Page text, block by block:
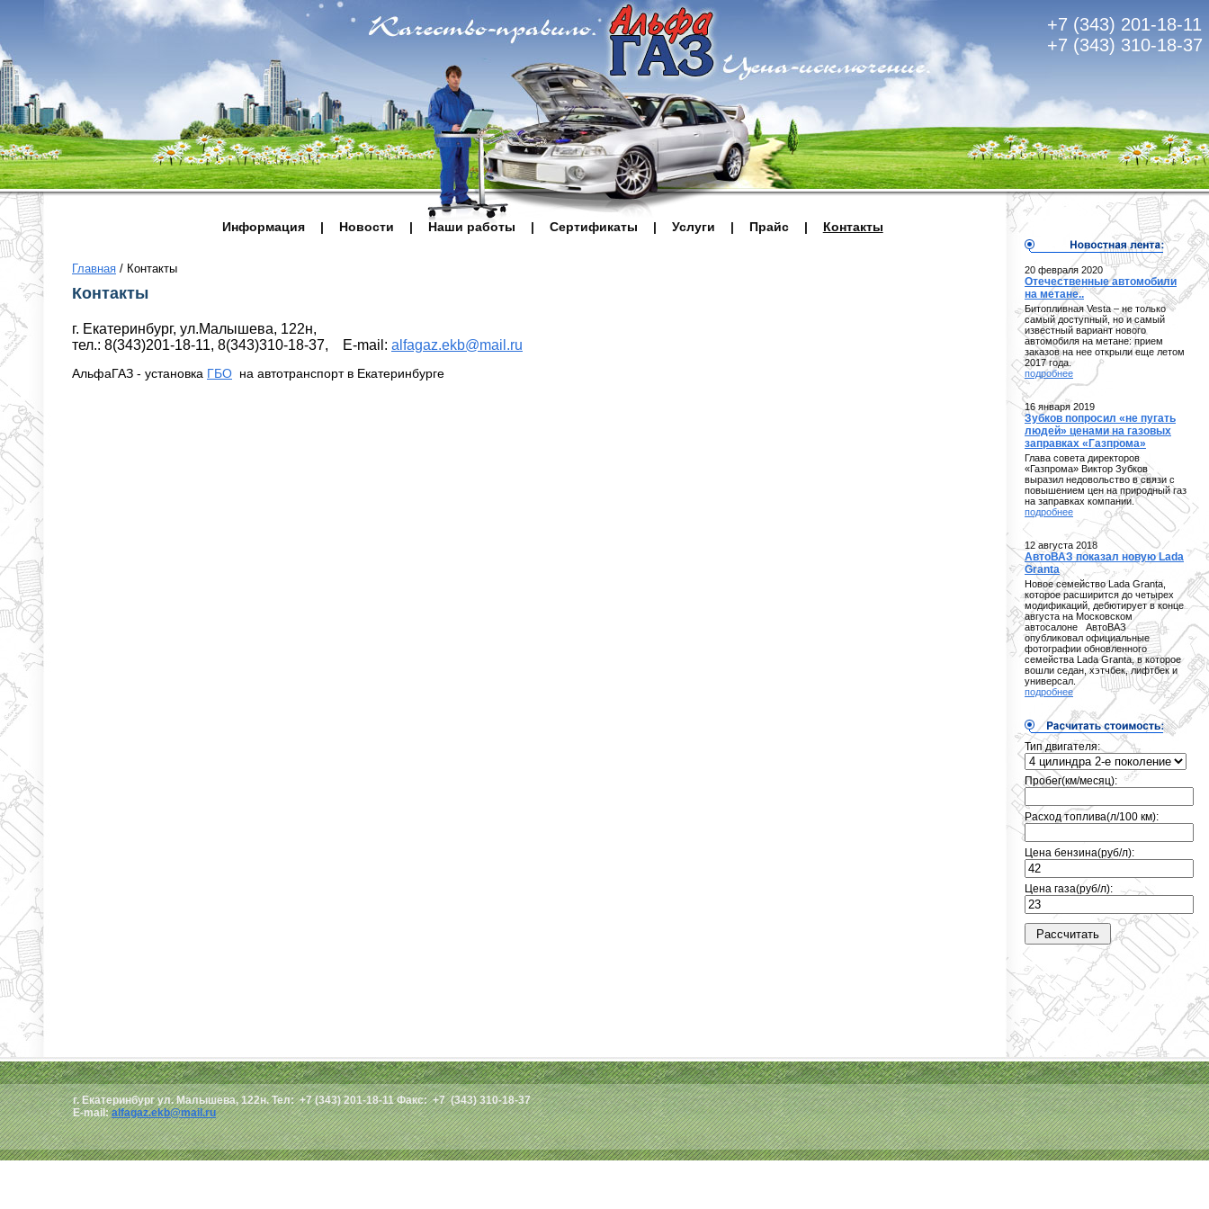
+7 (343) 201-18-11
+7 (343) 310-18-37
Информация | Новости | Наши работы | Сертификаты | Услуги | Прайс | Контакты
20 февраля 2020
Отечественные автомобили
на метане..
Битопливная Vesta – не только
самый доступный, но и самый
известный вариант нового
автомобиля на метане: прием
заказов на нее открыли еще летом
2017 года.
подробнее
16 января 2019
Зубков попросил «не пугать
людей» ценами на газовых
заправках «Газпрома»
Глава совета директоров
«Газпрома» Виктор Зубков
выразил недовольство в связи с
повышением цен на природный газ
на заправках компании.
подробнее
12 августа 2018
АвтоВАЗ показал новую Lada
Granta
Новое семейство Lada Granta,
которое расширится до четырех
модификаций, дебютирует в конце
августа на Московском
автосалоне АвтоВАЗ
опубликовал официальные
фотографии обновленного
семейства Lada Granta, в которое
вошли седан, хэтчбек, лифтбек и
универсал.
подробнее
Тип двигателя:
Пробег(км/месяц):
Расход топлива(л/100 км):
Цена бензина(руб/л):
Цена газа(руб/л):
Главная / Контакты
Контакты
г. Екатеринбург, ул.Малышева, 122н,
тел.: 8(343)201-18-11, 8(343)310-18-37, E-mail: alfagaz.ekb@mail.ru
АльфаГАЗ - установка ГБО на автотранспорт в Екатеринбурге
г. Екатеринбург ул. Малышева, 122н. Тел: +7 (343) 201-18-11 Факс: +7 (343) 310-18-37
E-mail:alfagaz.ekb@mail.ru